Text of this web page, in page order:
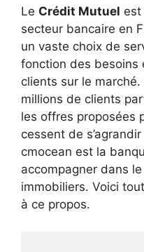
Le Crédit Mutuel est
secteur bancaire en
un vaste choix de
fonction des besoins
clients sur le
millions de clients
les offres proposées
cessent de
cmocean est la
accompagner dans
immobiliers. Voici
à ce propos.